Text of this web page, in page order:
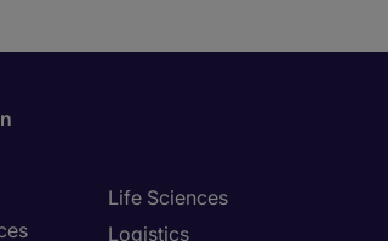
Life Sciences
Logistics